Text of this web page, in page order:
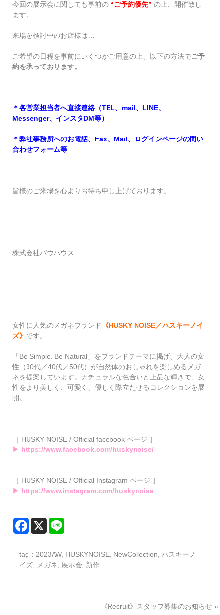
今回の展示会に関しても事前の “ご予約優先” の上、開催致し
ます。
来場を検討中のお店様は…
ご希望の日程を事前にいくつかご用意の上、以下の方法でご予
約を承っております。
＊各営業担当者へ直接連絡（TEL、mail、LINE、
Messenger、インスタDM等）
＊弊社事務所へのお電話、Fax、Mail、ログインページの問い
合わせフォーム等
皆様のご来場を心よりお待ち申し上げております。
株式会社バウハウス
女性に人気のメガネブランド
《HUSKY NOISE／ハスキーノイ
ズ》 です。
「Be Simple. Be Natural」をブランドテーマに掲げ、大人の女
性（30代／40代／50代）が自然体のおしゃれを楽しめるメガ
ネを提案しています。ナチュラルな色合いと上品な輝きで、女
性をより美しく、可愛く、優しく際立たせるコレクションを展
開。
［ HUSKY NOISE / Official facebook ページ ］
▶ https://www.facebook.com/huskynoise/
［ HUSKY NOISE / Official Instagram ページ ］
▶ https://www.instagram.com/huskynoise
tag：2023AW, HUSKYNOISE, NewCollection,ハスキーノ
イズ, メガネ, 展示会, 新作
《Recruit》スタッフ募集のお知らせ»